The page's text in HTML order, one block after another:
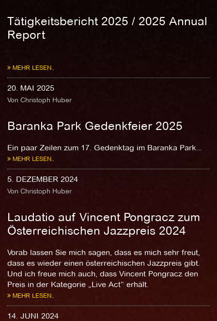
Tätigkeitsbericht 2025 / 2025 Annual
Report
MEHR LESEN..
20. MAI 2025
Von Christoph Huber
Baranka Park Gedenkfeier 2025
Ein paar Zeilen zum 17. Gedenktag im Baranka Park...
MEHR LESEN..
5. DEZEMBER 2024
Von Christoph Huber
Laudatio auf Vincent Pongracz zum
Österreichischen Jazzpreis 2024
Vorab lassen Sie mich sagen, dass es mich sehr freut,
dass es wieder einen österreichischen Jazzpreis gibt.
Und ich freue mich auch, dass Vincent Pongracz den
Preis in der Kategorie „Live Act“ erhält.
MEHR LESEN..
14. JUNI 2024